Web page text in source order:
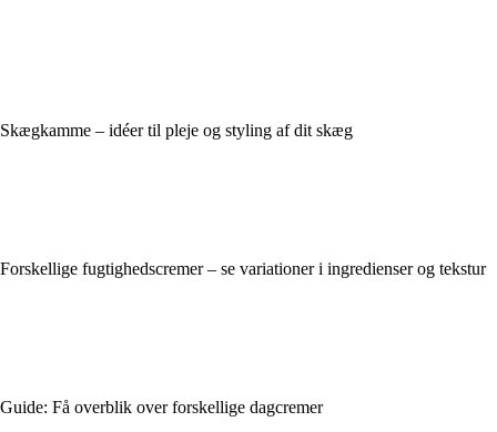
Skægkamme – idéer til pleje og styling af dit skæg
Forskellige fugtighedscremer – se variationer i ingredienser og tekstur
Guide: Få overblik over forskellige dagcremer